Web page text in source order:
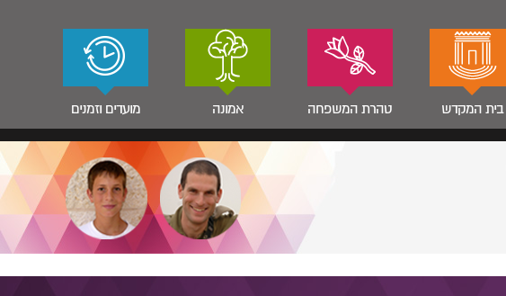
בית המקדש טהרת המשפחה אמונה מועדים וזמנים